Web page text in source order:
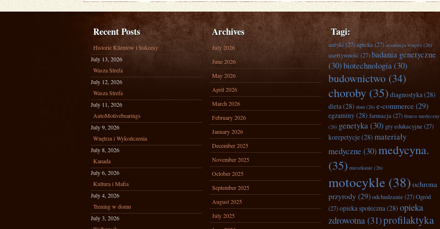
Recent Posts
Historie Klientów i Sukcesy
July 13, 2026
Wasza Strefa
July 12, 2026
Wasza Strefa
July 11, 2026
AutoMotivebearings
July 9, 2026
Wnętrza i Wykończenia
July 8, 2026
Kanada
July 6, 2026
Kultura i Mafia
July 4, 2026
Trening w domu
July 3, 2026
Archives
July 2026
June 2026
May 2026
April 2026
March 2026
February 2026
January 2026
December 2025
November 2025
October 2025
September 2025
August 2025
July 2025
Tagi:
antyki(27)apteka(27) aranżacja wnętrz (26)
asertywność (27)badania genetyczne
(30)biotechnologia(30)
budownictwo (34)
choroby (35) diagnostyka(28)
dieta(28) dom (26) e-commerce(29)
egzaminy(28) farmacja(27) fitness medyczny
(26) genetyka(30) gry edukacyjne (27)
korepetycje(28) materiały
medyczne (30)medycyna.
(35) mieszkanie (26)
motocykle (38)ochrona
przyrody(29)odchudzanie (27)Ogród
(27)opieka społeczna(28) opieka
zdrowotna(31)profilaktyka